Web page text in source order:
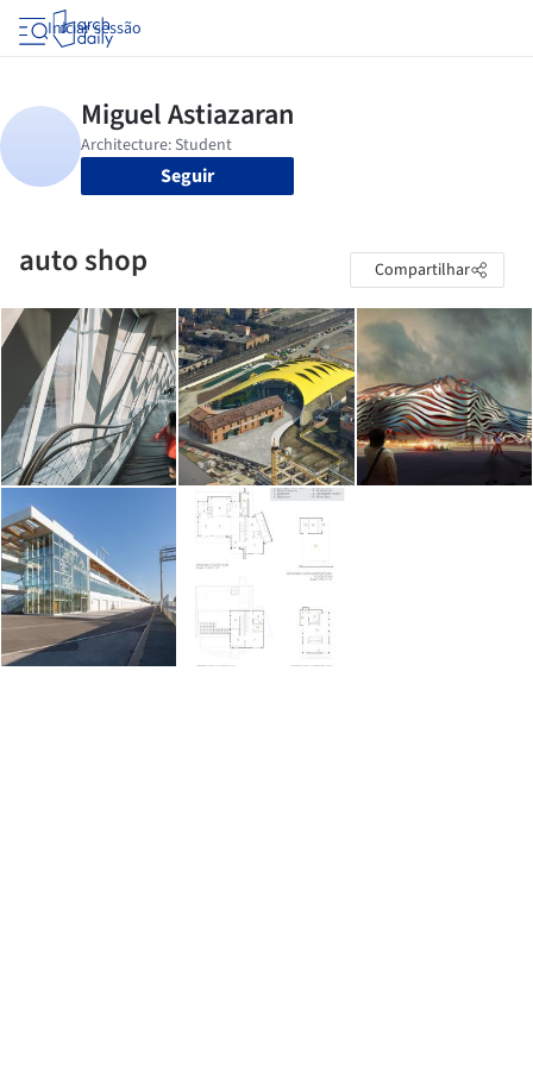
Iniciar sessão
Seguir
auto shop Compartilhar